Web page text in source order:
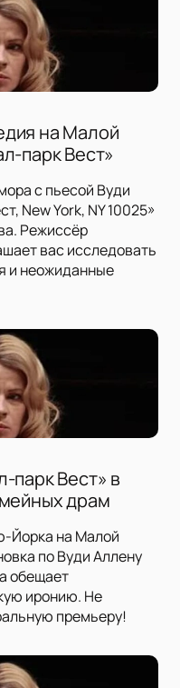
на Малой
парк Вест»
с пьесой Вуди
New York, NY 10025»
Режиссёр
вас исследовать
и неожиданные
парк Вест» в
драм
Йорка на Малой
по Вуди Аллену
обещает
иронию. Не
премьеру!